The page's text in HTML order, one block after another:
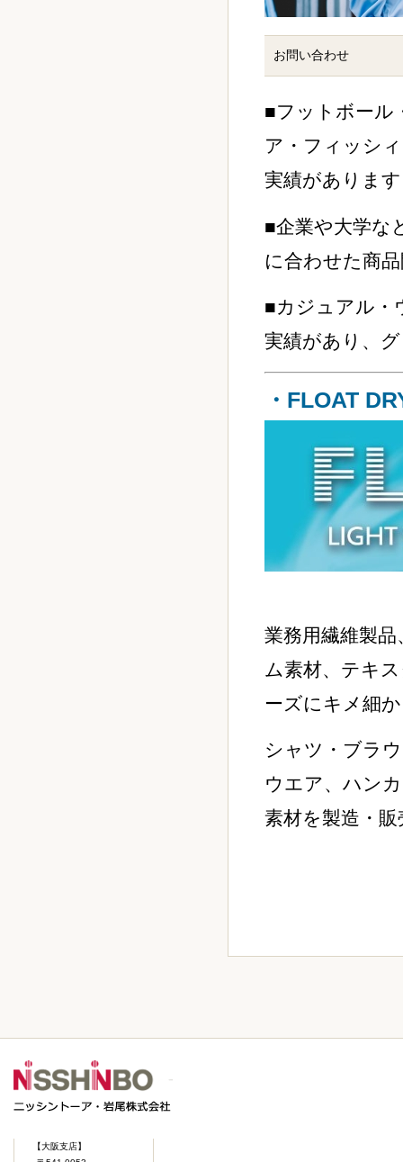
お問い合わせ
■フットボール
ア・フィッシ
実績がありま
■企業や大学な
に合わせた商
■カジュアル・
実績があり、
・FLOAT
業務用繊維製
ム素材、テキ
ーズにキメ細
シャツ・ブラ
ウエア、ハン
素材を製造・販
【大阪支店】